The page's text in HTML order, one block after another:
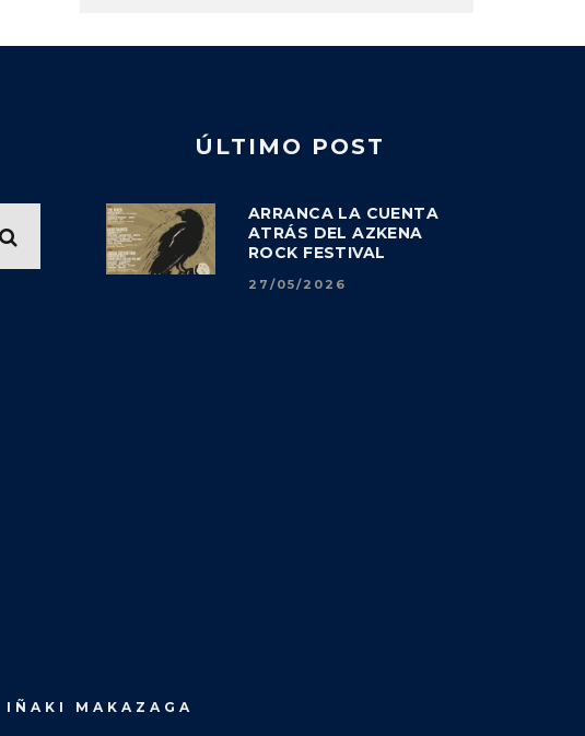
ÚLTIMO POST
ARRANCA LA CUENTA
ATRÁS DEL AZKENA
ROCK FESTIVAL
27/05/2026
IÑAKI MAKAZAGA